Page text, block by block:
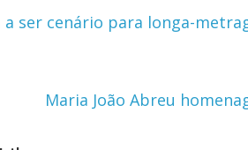
a ser cenário para longa-
Maria João Abreu